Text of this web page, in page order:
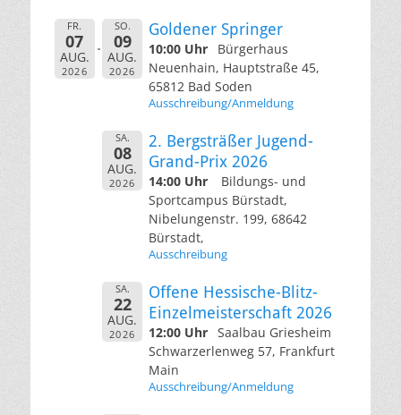
FR.
07
AUG.
2026
SO.
09
AUG.
2026
Goldener Springer
10:00 Uhr
Bürgerhaus
Neuenhain, Hauptstraße 45,
65812 Bad Soden
Ausschreibung/Anmeldung
SA.
08
AUG.
2026
2. Bergsträßer Jugend-
Grand-Prix 2026
14:00 Uhr
Bildungs- und
Sportcampus Bürstadt,
Nibelungenstr. 199, 68642
Bürstadt,
Ausschreibung
SA.
22
AUG.
2026
Offene Hessische-Blitz-
Einzelmeisterschaft 2026
12:00 Uhr Saalbau Griesheim
Schwarzerlenweg 57, Frankfurt
Main
Ausschreibung/Anmeldung